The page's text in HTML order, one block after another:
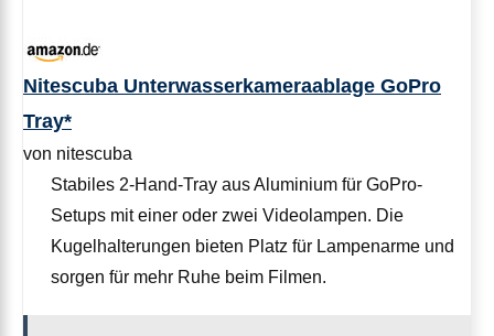
Nitescuba Unterwasserkameraablage GoPro
Tray*
von nitescuba
Stabiles 2-Hand-Tray aus Aluminium für GoPro-
Setups mit einer oder zwei Videolampen. Die
Kugelhalterungen bieten Platz für Lampenarme und
sorgen für mehr Ruhe beim Filmen.